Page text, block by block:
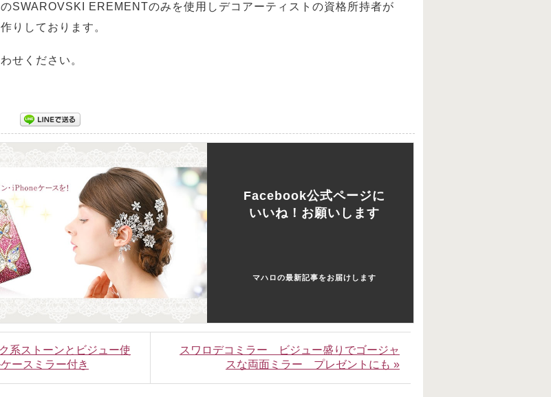
SWAROVSKI EREMENTのみを使用しデコアーティストの資格所持者が
りしております。
せください。
Facebook公式ページに
いいね！お願いします
マハロの最新記事をお届けします
系ストーンとビジュー使
ースミラー付き
スワロデコミラー ビジュー盛りでゴージャ
スな両面ミラー プレゼントにも »